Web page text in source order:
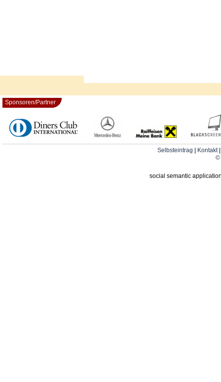
Sponsoren/Partner
Selbsteintrag Kontakt
©
social semantic